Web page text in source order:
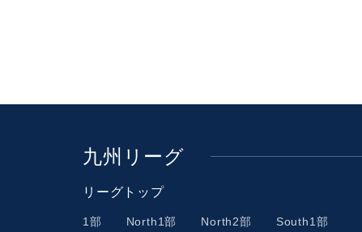
九州リーグ
リーグトップ
1部 North1部 North2部 South1部